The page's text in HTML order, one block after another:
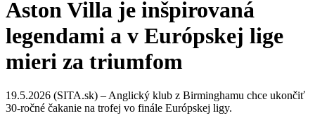
Aston Villa je inšpirovaná
legendami a v Európskej lige
mieri za triumfom
19.5.2026 (SITA.sk) – Anglický klub z Birminghamu chce ukončiť
30-ročné čakanie na trofej vo finále Európskej ligy.